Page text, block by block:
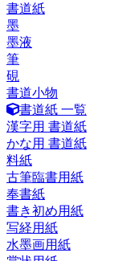
書道紙
墨
墨液
筆
硯
書道小物
書道紙 一覧
漢字用 書道紙
かな用 書道紙
料紙
古筆臨書用紙
奉書紙
書き初め用紙
写経用紙
水墨画用紙